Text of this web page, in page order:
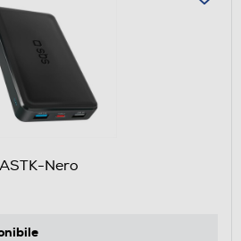
Nero